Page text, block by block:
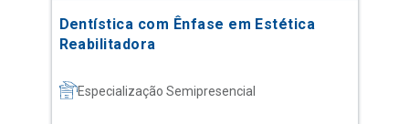
Dentística com Ênfase em Estética
Reabilitadora
Especialização Semipresencial